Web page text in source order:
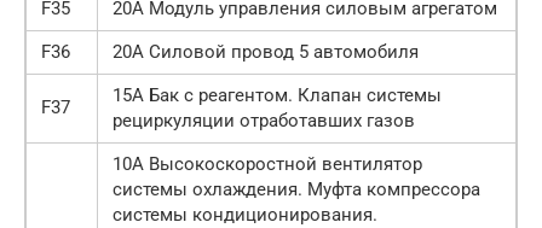
F35
20А Модуль управления силовым агрегатом
F36
20А Силовой провод 5 автомобиля
F37
15А Бак с реагентом. Клапан системы
рециркуляции отработавших газов
10А Высокоскоростной вентилятор
системы охлаждения. Муфта компрессора
системы кондиционирования.